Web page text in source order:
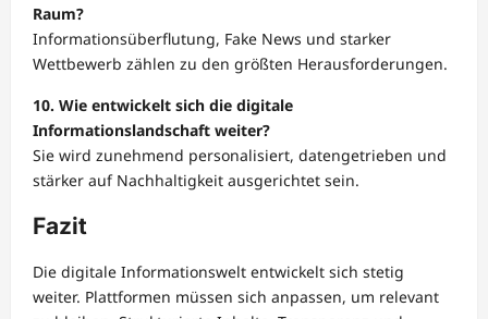
Raum?
Informationsüberflutung, Fake News und starker
Wettbewerb zählen zu den größten Herausforderungen.
10. Wie entwickelt sich die digitale
Informationslandschaft weiter?
Sie wird zunehmend personalisiert, datengetrieben und
stärker auf Nachhaltigkeit ausgerichtet sein.
Fazit
Die digitale Informationswelt entwickelt sich stetig
weiter. Plattformen müssen sich anpassen, um relevant